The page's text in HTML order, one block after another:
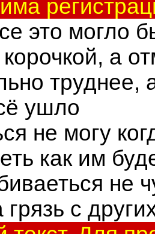
это могло
а
труднее,
ушло
не могу
как им
не
с